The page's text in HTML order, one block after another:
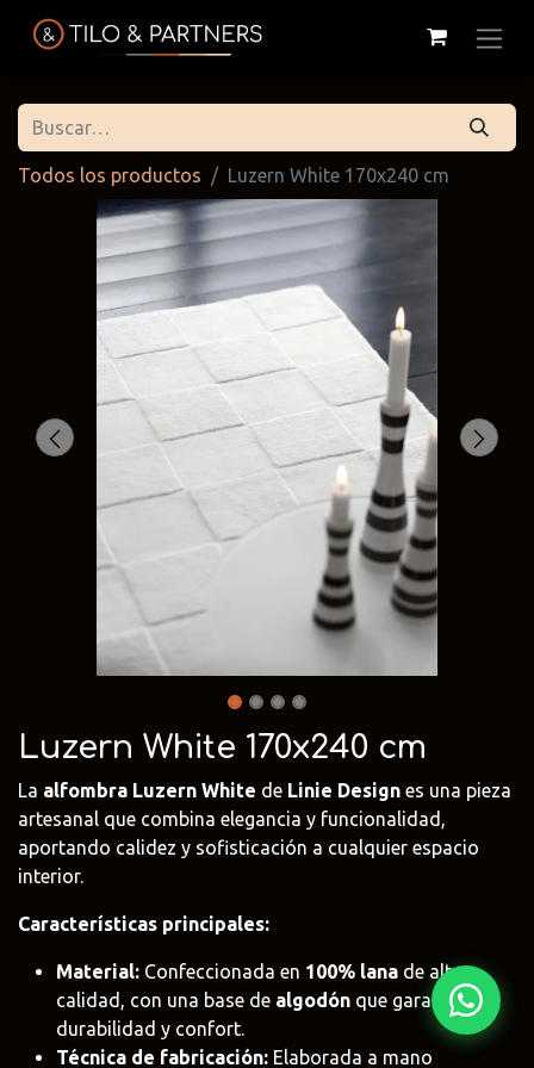
Todos los productos Luzern White 170x240 cm
Luzern White 170x240 cm
La alfombra Luzern White de Linie Design es una pieza
artesanal que combina elegancia y funcionalidad,
aportando calidez y sofisticación a cualquier espacio
interior.
Características principales:
Material: Confeccionada en 100% lana de alta
calidad, con una base de algodón que garantiza
durabilidad y confort.
Técnica de fabricación: Elaborada a mano
Tilo & Partners
@tiloandpartners
Italia
@cattelan.uy
@edone.it
Franke Duravit
@tilobath
@fima.uruguay
Adriani e
Rossi
@adrianierossi
@piancauy